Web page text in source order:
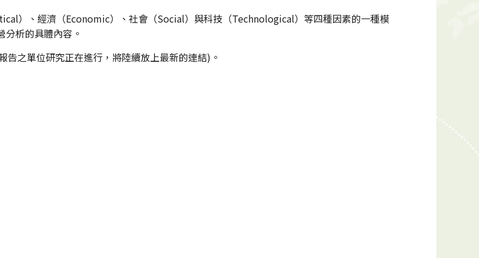
）、經濟（Economic）、社會（Social）與科技（Technological）等四種因素的一種模
析的具體內容。
之單位研究正在進行，將陸續放上最新的連結)。